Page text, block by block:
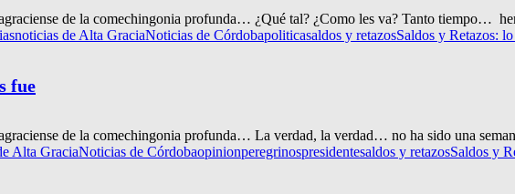
de la comechingonia profunda… ¿Qué tal? ¿Como les va? Tanto tiempo…
noticias de Alta GraciaNoticias de Córdobapoliticasaldos y retazosSaldos y Retazos:
fue
de la comechingonia profunda… La verdad, la verdad… no ha sido una
Alta GraciaNoticias de Córdobaopinionperegrinospresidentesaldos y retazosSaldos y